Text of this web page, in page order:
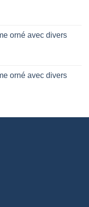
orné avec divers
orné avec divers